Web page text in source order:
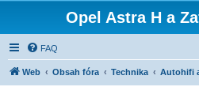
Opel Astra H a
FAQ
Web Obsah fóra Technika Autohifi